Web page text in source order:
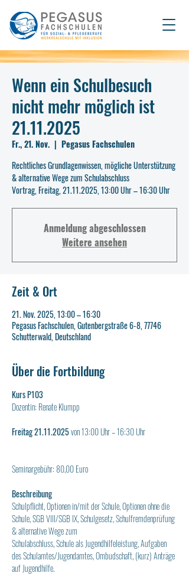
Wenn ein Schulbesuch
nicht mehr möglich ist
21.11.2025
Fr., 21. Nov.
  |
Pegasus Fachschulen
Rechtliches Grundlagenwissen, mögliche Unterstützung
& alternative Wege zum Schulabschluss
Vortrag, Freitag, 21.11.2025, 13:00 Uhr – 16:30 Uhr
Anmeldung abgeschlossen
Weitere ansehen
Zeit & Ort
21. Nov. 2025, 13:00 – 16:30
Pegasus Fachschulen, Gutenbergstraße 6-8, 77746
Schutterwald, Deutschland
Über die Fortbildung
Kurs P103
Dozentin: Renate Klumpp
Freitag 21.11.2025 von 13:00 Uhr – 16:30 Uhr
Seminargebühr: 80,00 Euro
Beschreibung
Schulpflicht, Optionen in/mit der Schule, Optionen ohne die
Schule, SGB VIII/SGB IX, Schulgesetz, Schulfremdenprüfung
& alternative Wege zum
Schulabschluss, Schule als Jugendhilfeleistung, Aufgaben
des Schulamtes/Jugendamtes, Ombudschaft, (kurz) Anträge
auf Jugendhilfe.